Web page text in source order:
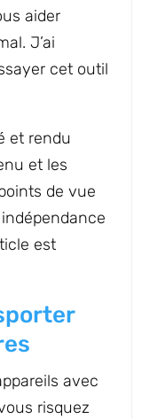
aider
J’ai
cet outil
et rendu
et les
de vue
est
avec
risquez